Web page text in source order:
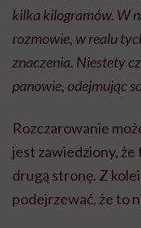
kilka kilogramów. W
rozmowie, w realu
znaczenia. Niestety
panowie, odejmując
Rozczarowanie
jest zawiedziony, że
drugą stronę. Z
podejrzewać, że to